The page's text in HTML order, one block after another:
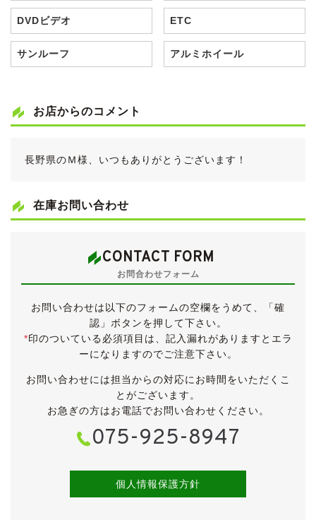
DVDビデオ ETC
サンルーフ アルミホイール
お店からのコメント
長野県のＭ様、いつもありがとうございます！
在庫お問い合わせ
CONTACT FORM
お問合わせフォーム
お問い合わせは以下のフォームの空欄をうめて、「確
認」ボタンを押して下さい。
*印のついている必須項目は、記入漏れがありますとエラ
ーになりますのでご注意下さい。
お問い合わせには担当からの対応にお時間をいただくこ
とがございます。
お急ぎの方はお電話でお問い合わせください。
075-925-8947
個人情報保護方針